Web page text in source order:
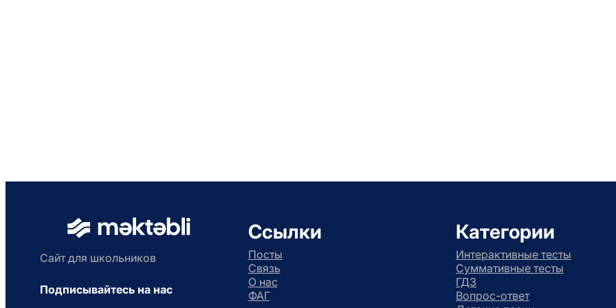
Сайт для школьников
Подписывайтесь на нас
Ссылки
Посты
Связь
О нас
ФАГ
Категории
Интерактивные тесты
Суммативные тесты
ГДЗ
Вопрос-ответ